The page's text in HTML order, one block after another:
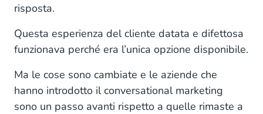
risposta.
Questa esperienza del cliente datata e difettosa
funzionava perché era l’unica opzione disponibile.
Ma le cose sono cambiate e le aziende che
hanno introdotto il conversational marketing
sono un passo avanti rispetto a quelle rimaste a